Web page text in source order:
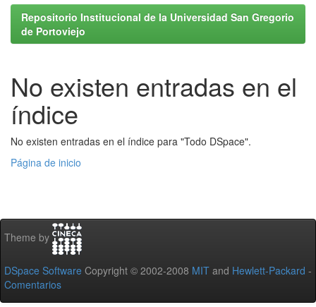
Repositorio Institucional de la Universidad San Gregorio
de Portoviejo
No existen entradas en el
índice
No existen entradas en el índice para "Todo DSpace".
Página de inicio
Theme by
DSpace Software Copyright © 2002-2008 MIT and Hewlett-Packard -
Comentarios